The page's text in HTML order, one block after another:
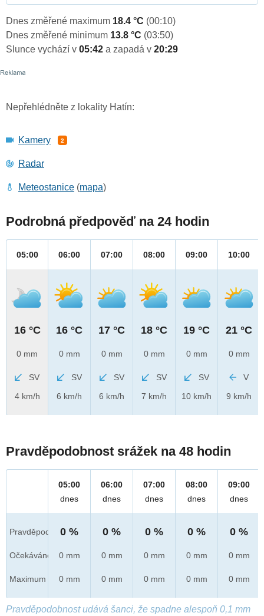
Dnes změřené maximum 18.4 °C (00:10)
Dnes změřené minimum 13.8 °C (03:50)
Slunce vychází v 05:42 a zapadá v 20:29
Nepřehlédněte z lokality Hatín:
Kamery 2
Radar
Meteostanice (mapa)
Podrobná předpověď na 24 hodin
05:00
16 °C
0 mm
SV
4 km/h
06:00
16 °C
0 mm
SV
6 km/h
07:00
17 °C
0 mm
SV
6 km/h
08:00
18 °C
0 mm
SV
7 km/h
09:00
19 °C
0 mm
SV
10 km/h
10:00
21 °C
0 mm
V
9 km/h
Pravděpodobnost srážek na 48 hodin
Pravděpod.
Očekáváno
Maximum
05:00
dnes
0 %
0 mm
0 mm
06:00
dnes
0 %
0 mm
0 mm
07:00
dnes
0 %
0 mm
0 mm
08:00
dnes
0 %
0 mm
0 mm
09:00
dnes
0 %
0 mm
0 mm
Pravděpodobnost udává šanci, že spadne alespoň 0,1 mm